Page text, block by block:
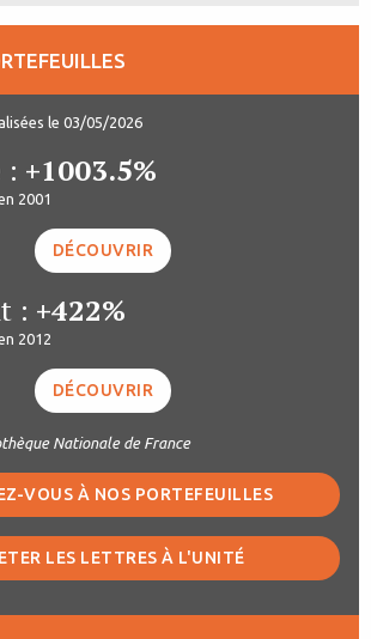
le 03/05/2026
: +1003.5%
2001
DÉCOUVRIR
: +422%
2012
DÉCOUVRIR
Nationale de France
VOUS À NOS PORTEFEUILLES
LES LETTRES À L'UNITÉ